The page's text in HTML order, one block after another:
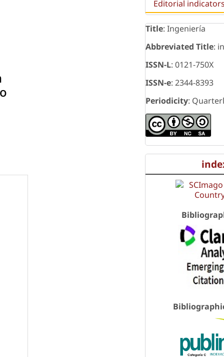
Editorial
Title: Ingeniería
Abbreviated Title:
ISSN-L: 0121-750X
ISSN-e: 2344-8393
Periodicity: